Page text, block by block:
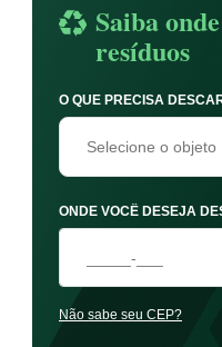
Saiba
resíduos
O QUE PRECISA
Selecione o objeto
ONDE VOCÊ DESEJA
Não sabe seu CEP?